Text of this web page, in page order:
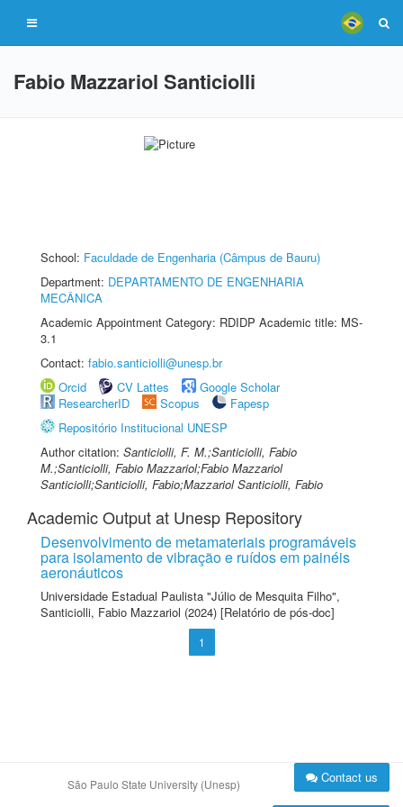
Fabio Mazzariol Santiciolli
School: Faculdade de Engenharia (Câmpus de Bauru)
Department: DEPARTAMENTO DE ENGENHARIA
MECÂNICA
Academic Appointment Category: RDIDP Academic title: MS-
3.1
Contact: fabio.santiciolli@unesp.br
Orcid
CV Lattes
Google Scholar
ResearcherID
Scopus
Fapesp
Repositório Institucional UNESP
Author citation: Santiciolli, F. M.;Santiciolli, Fabio
M.;Santiciolli, Fabio Mazzariol;Fabio Mazzariol
Santiciolli;Santiciolli, Fabio;Mazzariol Santiciolli, Fabio
Academic Output at Unesp Repository
Desenvolvimento de metamateriais programáveis
para isolamento de vibração e ruídos em painéis
aeronáuticos
Universidade Estadual Paulista "Júlio de Mesquita Filho",
Santiciolli, Fabio Mazzariol (2024) [Relatório de pós-doc]
1
São Paulo State University (Unesp) Contact us